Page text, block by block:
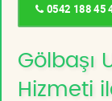
0542 188 45
Gölbaşı
Hizmeti